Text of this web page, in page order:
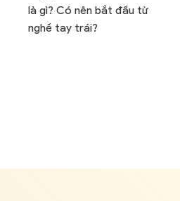
là gì? Có nên bắt đầu từ
nghề tay trái?